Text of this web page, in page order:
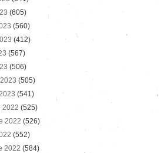
(605)
(560)
(412)
(567)
(506)
(505)
(541)
2022 (525)
2022 (526)
(552)
2022 (584)